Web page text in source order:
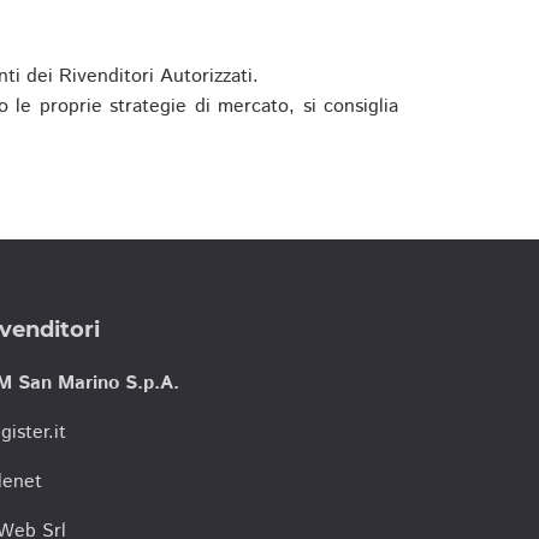
dei Rivenditori Autorizzati.
le proprie strategie di mercato, si consiglia
San Marino S.p.A.
Srl